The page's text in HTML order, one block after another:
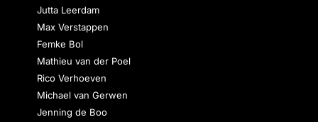
Jutta Leerdam
Max Verstappen
Femke Bol
Mathieu van der Poel
Rico Verhoeven
Michael van Gerwen
Jenning de Boo